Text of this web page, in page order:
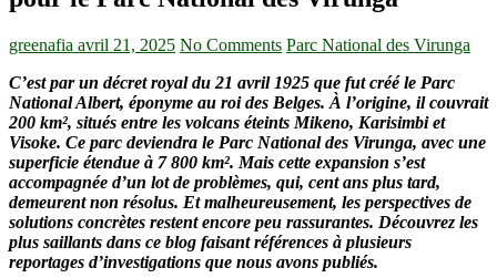
greenafia avril 21, 2025 No Comments Parc National des Virunga
C’est par un décret royal du 21 avril 1925 que fut créé le Parc
National Albert, éponyme au roi des Belges. À l’origine, il couvrait
200 km², situés entre les volcans éteints Mikeno, Karisimbi et
Visoke. Ce parc deviendra le Parc National des Virunga, avec une
superficie étendue à 7 800 km². Mais cette expansion s’est
accompagnée d’un lot de problèmes, qui, cent ans plus tard,
demeurent non résolus. Et malheureusement, les perspectives de
solutions concrètes restent encore peu rassurantes. Découvrez les
plus saillants dans ce blog faisant références à plusieurs
reportages d’investigations que nous avons publiés.